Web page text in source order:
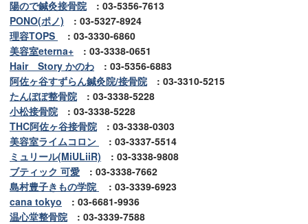
陽ので鍼灸接骨院
: 03-5356-7613
PONO(ポノ)
: 03-5327-8924
理容TOPS
: 03-3330-6860
美容室eterna+
: 03-3338-0651
Hair Story かのわ
: 03-5356-6883
阿佐ヶ谷すずらん鍼灸院/接骨院
: 03-3310-5215
たんぽぽ整骨院
: 03-3338-5228
小松接骨院
: 03-3338-5228
THC阿佐ヶ谷接骨院
: 03-3338-0303
美容室ライムコロン
: 03-3337-5514
ミュリール(MiULiiR)
: 03-3338-9808
ブティック 可愛
: 03-3338-7662
島村豊子きもの学院
: 03-3339-6923
cana tokyo
: 03-6681-9936
温心堂整骨院
: 03-3339-7588